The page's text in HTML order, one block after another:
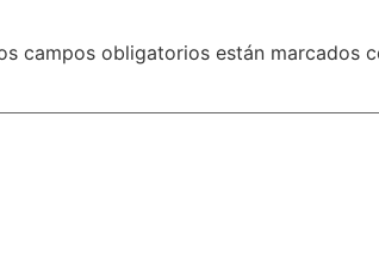
campos obligatorios están marcados